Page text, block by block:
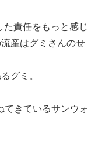
た責任をもっと感じ
産はグミさんのせ
グミ。
てきているサンウォ